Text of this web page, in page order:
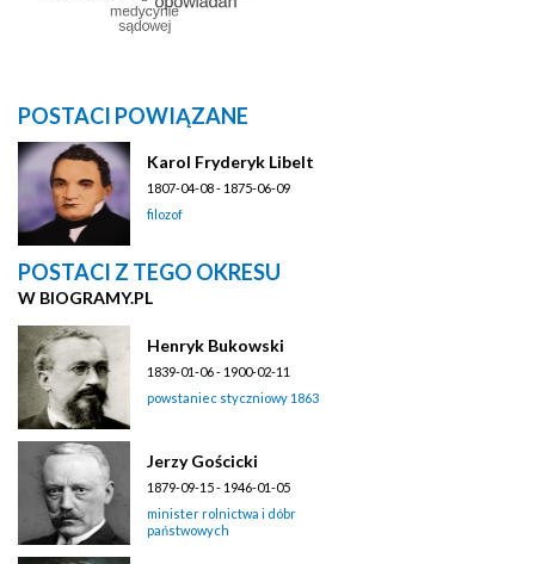
POSTACI POWIĄZANE
Karol Fryderyk Libelt
1807-04-08 - 1875-06-09
filozof
POSTACI Z TEGO OKRESU
W BIOGRAMY.PL
Henryk Bukowski
1839-01-06 - 1900-02-11
powstaniec styczniowy 1863
Jerzy Gościcki
1879-09-15 - 1946-01-05
minister rolnictwa i dóbr
państwowych